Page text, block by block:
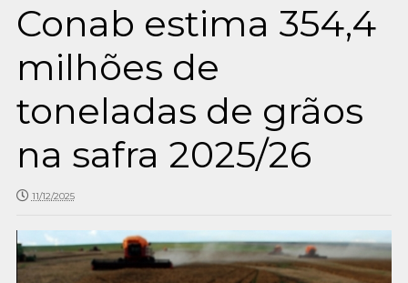
Conab estima 354,4
milhões de
toneladas de grãos
na safra 2025/26
11/12/2025